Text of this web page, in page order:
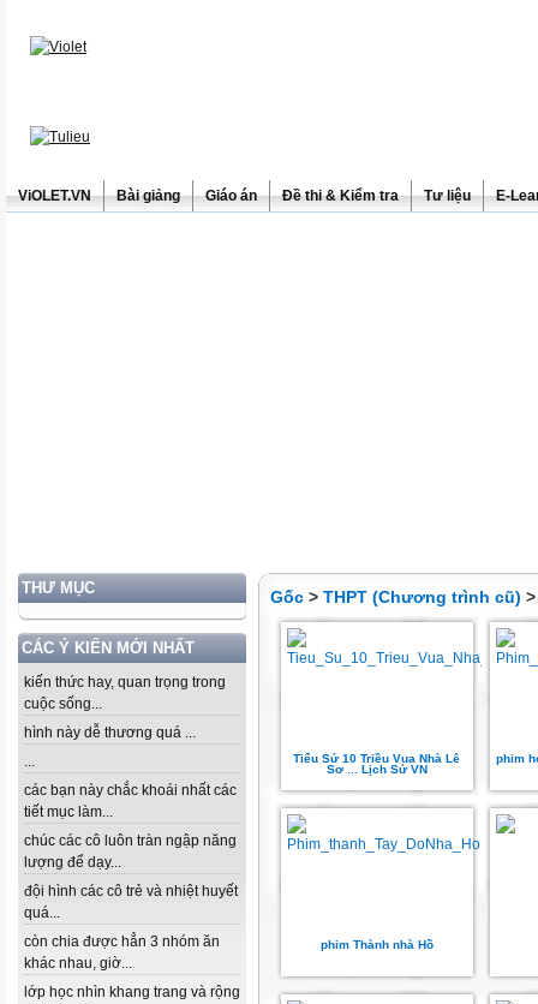
ViOLET.VN Bài giảng Giáo án Đề thi & Kiểm tra Tư liệu E-
THƯ MỤC
CÁC Ý KIẾN MỚI NHẤT
kiến thức hay, quan trọng trong
cuộc sống...
hình này dễ thương quá ...
...
các bạn này chắc khoái nhất các
tiết mục làm...
chúc các cô luôn tràn ngập năng
lượng để dạy...
đội hình các cô trẻ và nhiệt huyết
quá...
còn chia được hẳn 3 nhóm ăn
khác nhau, giờ...
lớp học nhìn khang trang và rộng
Gốc > THPT (Chương trình cũ)
Tiểu Sử 10 Triều Vua Nhà Lê
Sơ ... Lịch Sử VN
phim
phim Thành nhà Hồ